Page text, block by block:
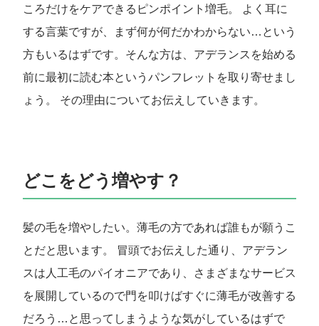
ころだけをケアできるピンポイント増毛。 よく耳に
する言葉ですが、まず何が何だかわからない…という
方もいるはずです。そんな方は、アデランスを始める
前に最初に読む本というパンフレットを取り寄せまし
ょう。 その理由についてお伝えしていきます。
どこをどう増やす？
髪の毛を増やしたい。薄毛の方であれば誰もが願うこ
とだと思います。 冒頭でお伝えした通り、アデラン
スは人工毛のパイオニアであり、さまざまなサービス
を展開しているので門を叩けばすぐに薄毛が改善する
だろう…と思ってしまうような気がしているはずで